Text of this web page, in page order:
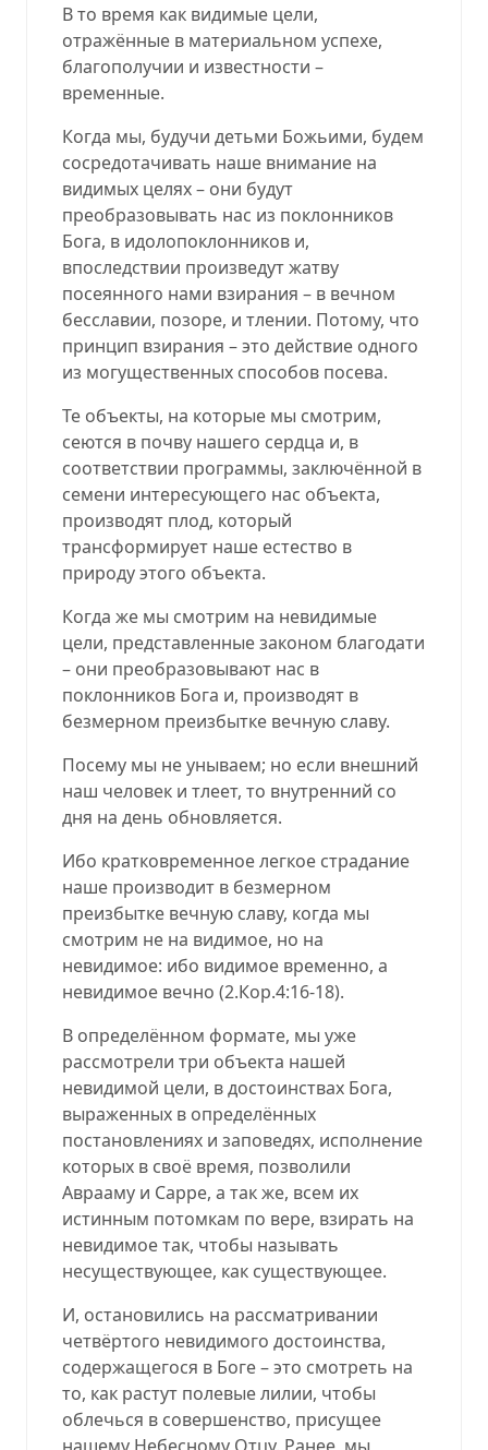
В то время как видимые цели,
отражённые в материальном успехе,
благополучии и известности –
временные.
Когда мы, будучи детьми Божьими, будем
сосредотачивать наше внимание на
видимых целях – они будут
преобразовывать нас из поклонников
Бога, в идолопоклонников и,
впоследствии произведут жатву
посеянного нами взирания – в вечном
бесславии, позоре, и тлении. Потому, что
принцип взирания – это действие одного
из могущественных способов посева.
Те объекты, на которые мы смотрим,
сеются в почву нашего сердца и, в
соответствии программы, заключённой в
семени интересующего нас объекта,
производят плод, который
трансформирует наше естество в
природу этого объекта.
Когда же мы смотрим на невидимые
цели, представленные законом благодати
– они преобразовывают нас в
поклонников Бога и, производят в
безмерном преизбытке вечную славу.
Посему мы не унываем; но если внешний
наш человек и тлеет, то внутренний со
дня на день обновляется.
Ибо кратковременное легкое страдание
наше производит в безмерном
преизбытке вечную славу, когда мы
смотрим не на видимое, но на
невидимое: ибо видимое временно, а
невидимое вечно (2.Кор.4:16-18).
В определённом формате, мы уже
рассмотрели три объекта нашей
невидимой цели, в достоинствах Бога,
выраженных в определённых
постановлениях и заповедях, исполнение
которых в своё время, позволили
Аврааму и Сарре, а так же, всем их
истинным потомкам по вере, взирать на
невидимое так, чтобы называть
несуществующее, как существующее.
И, остановились на рассматривании
четвёртого невидимого достоинства,
содержащегося в Боге – это смотреть на
то, как растут полевые лилии, чтобы
облечься в совершенство, присущее